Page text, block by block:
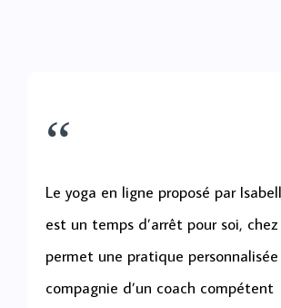
“
Le yoga en ligne proposé par
est un temps d’arrêt pour soi, chez
permet une pratique
compagnie d’un coach compétent